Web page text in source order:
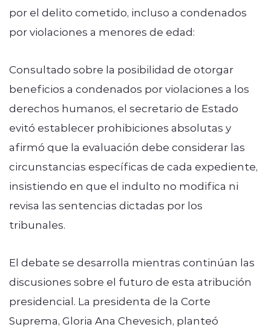
por el delito cometido, incluso a condenados
por violaciones a menores de edad:
Consultado sobre la posibilidad de otorgar
beneficios a condenados por violaciones a los
derechos humanos, el secretario de Estado
evitó establecer prohibiciones absolutas y
afirmó que la evaluación debe considerar las
circunstancias específicas de cada expediente,
insistiendo en que el indulto no modifica ni
revisa las sentencias dictadas por los
tribunales.
El debate se desarrolla mientras continúan las
discusiones sobre el futuro de esta atribución
presidencial. La presidenta de la Corte
Suprema, Gloria Ana Chevesich, planteó